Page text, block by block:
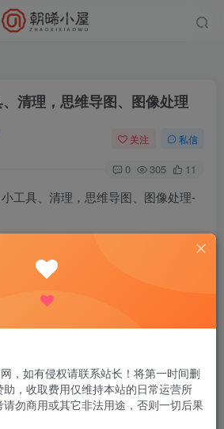
清理，思维导图、图像处理
关注 私信
0 305 11
“即可进入原帖详情页面！
版块里搜索主题名字，点开查看原主
装教程相关事宜～
，如有侵权请联系站长！将第一时间删
，收取费用仅维持本站的日常运营所
勿商用或其它非法用途，否则一切后果